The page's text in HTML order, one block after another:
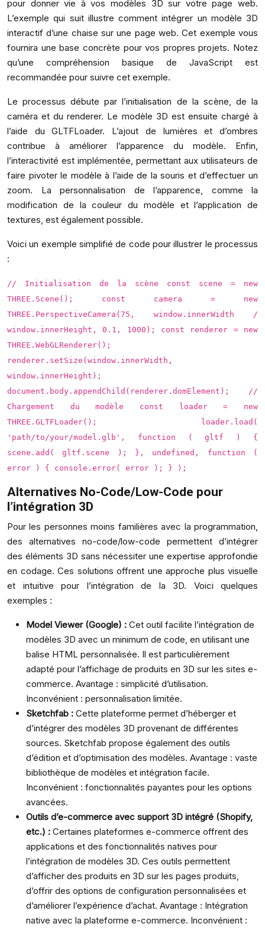
pour donner vie à vos modèles 3D sur votre page web.
L’exemple qui suit illustre comment intégrer un modèle 3D
interactif d’une chaise sur une page web. Cet exemple vous
fournira une base concrète pour vos propres projets. Notez
qu’une compréhension basique de JavaScript est
recommandée pour suivre cet exemple.
Le processus débute par l’initialisation de la scène, de la
caméra et du renderer. Le modèle 3D est ensuite chargé à
l’aide du GLTFLoader. L’ajout de lumières et d’ombres
contribue à améliorer l’apparence du modèle. Enfin,
l’interactivité est implémentée, permettant aux utilisateurs de
faire pivoter le modèle à l’aide de la souris et d’effectuer un
zoom. La personnalisation de l’apparence, comme la
modification de la couleur du modèle et l’application de
textures, est également possible.
Voici un exemple simplifié de code pour illustrer le processus
:
// Initialisation de la scène const scene = new
THREE.Scene(); const camera = new
THREE.PerspectiveCamera(75, window.innerWidth /
window.innerHeight, 0.1, 1000); const renderer = new
THREE.WebGLRenderer();
renderer.setSize(window.innerWidth,
window.innerHeight);
document.body.appendChild(renderer.domElement); //
Chargement du modèle const loader = new
THREE.GLTFLoader(); loader.load(
'path/to/your/model.glb', function ( gltf ) {
scene.add( gltf.scene ); }, undefined, function (
error ) { console.error( error ); } );
Alternatives No-Code/Low-Code pour
l’intégration 3D
Pour les personnes moins familières avec la programmation,
des alternatives no-code/low-code permettent d’intégrer
des éléments 3D sans nécessiter une expertise approfondie
en codage. Ces solutions offrent une approche plus visuelle
et intuitive pour l’intégration de la 3D. Voici quelques
exemples :
Model Viewer (Google) : Cet outil facilite l’intégration de
modèles 3D avec un minimum de code, en utilisant une
balise HTML personnalisée. Il est particulièrement
adapté pour l’affichage de produits en 3D sur les sites e-
commerce. Avantage : simplicité d’utilisation.
Inconvénient : personnalisation limitée.
Sketchfab : Cette plateforme permet d’héberger et
d’intégrer des modèles 3D provenant de différentes
sources. Sketchfab propose également des outils
d’édition et d’optimisation des modèles. Avantage : vaste
bibliothèque de modèles et intégration facile.
Inconvénient : fonctionnalités payantes pour les options
avancées.
Outils d’e-commerce avec support 3D intégré (Shopify,
etc.) : Certaines plateformes e-commerce offrent des
applications et des fonctionnalités natives pour
l’intégration de modèles 3D. Ces outils permettent
d’afficher des produits en 3D sur les pages produits,
d’offrir des options de configuration personnalisées et
d’améliorer l’expérience d’achat. Avantage : Intégration
native avec la plateforme e-commerce. Inconvénient :